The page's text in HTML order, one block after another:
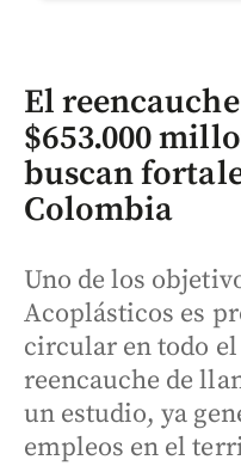
El
$653.000
buscan
Colombia
Uno de los
Acoplásticos es
circular en todo
reencauche de
un estudio, ya
empleos en el